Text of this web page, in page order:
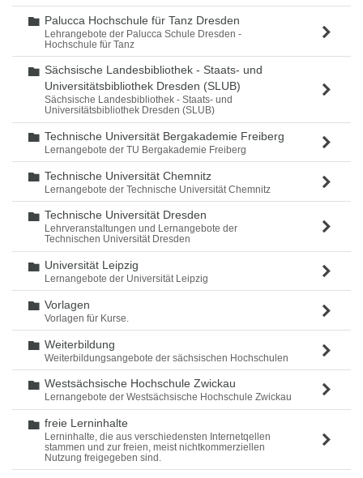
Ordner
Palucca Hochschule für Tanz Dresden
Lehrangebote der Palucca Schule Dresden -
Hochschule für Tanz
Ordner
Sächsische Landesbibliothek - Staats- und
Universitätsbibliothek Dresden (SLUB)
Sächsische Landesbibliothek - Staats- und
Universitätsbibliothek Dresden (SLUB)
Ordner
Technische Universität Bergakademie Freiberg
Lernangebote der TU Bergakademie Freiberg
Ordner
Technische Universität Chemnitz
Lernangebote der Technische Universität Chemnitz
Ordner
Technische Universität Dresden
Lehrveranstaltungen und Lernangebote der
Technischen Universität Dresden
Ordner
Universität Leipzig
Lernangebote der Universität Leipzig
Ordner
Vorlagen
Vorlagen für Kurse.
Ordner
Weiterbildung
Weiterbildungsangebote der sächsischen Hochschulen
Ordner
Westsächsische Hochschule Zwickau
Lernangebote der Westsächsische Hochschule Zwickau
Ordner
freie Lerninhalte
Lerninhalte, die aus verschiedensten Internetqellen
stammen und zur freien, meist nichtkommerziellen
Nutzung freigegeben sind.